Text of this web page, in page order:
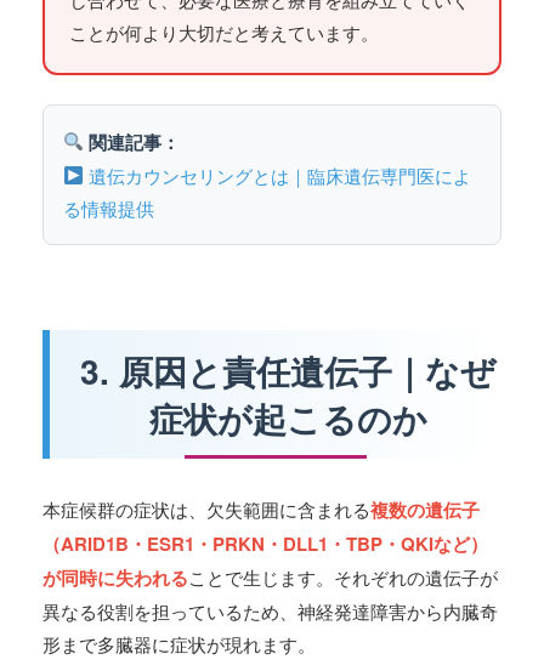
ことが何より大切だと考えています。
関連記事：
遺伝カウンセリングとは｜臨床遺伝専門医によ
る情報提供
3. 原因と責任遺伝子｜なぜ
症状が起こるのか
本症候群の症状は、欠失範囲に含まれる複数の遺伝子
（ARID1B・ESR1・PRKN・DLL1・TBP・QKIなど）
が同時に失われることで生じます。それぞれの遺伝子が
異なる役割を担っているため、神経発達障害から内臓奇
形まで多臓器に症状が現れます。